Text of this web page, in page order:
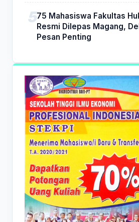
75 Mahasiswa Fakultas
Resmi Dilepas Magang,
Pesan Penting